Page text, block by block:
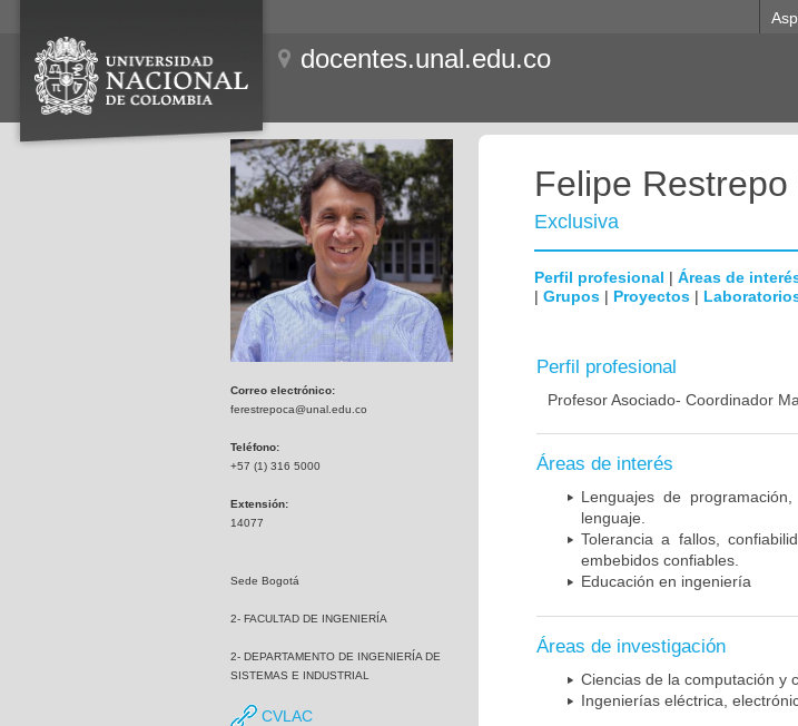
docentes.unal.edu.co
Correo electrónico:
ferestrepoca@unal.edu.co
Teléfono:
+57 (1) 316 5000
Extensión:
14077
Sede Bogotá
2- FACULTAD DE INGENIERÍA
2- DEPARTAMENTO DE INGENIERÍA DE
SISTEMAS E INDUSTRIAL
CVLAC
Felipe Restrepo
Exclusiva
Perfil profesional | Áreas de
| Grupos | Proyectos |
Perfil profesional
Profesor Asociado- Coordinador
Áreas de interés
Lenguajes de
lenguaje.
Tolerancia a fallos,
embebidos confiables.
Educación en ingeniería
Áreas de investigación
Ciencias de la computación y
Ingenierías eléctrica,